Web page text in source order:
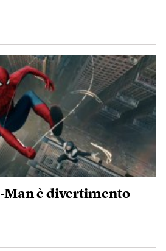
Man è divertimento